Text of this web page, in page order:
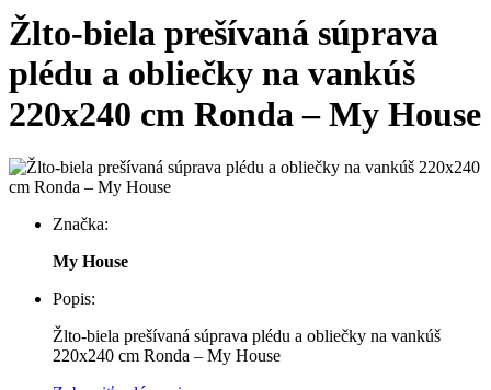
Žlto-biela prešívaná súprava
plédu a obliečky na vankúš
220x240 cm Ronda – My House
Značka:
My House
Popis:
Žlto-biela prešívaná súprava plédu a obliečky na vankúš
220x240 cm Ronda – My House